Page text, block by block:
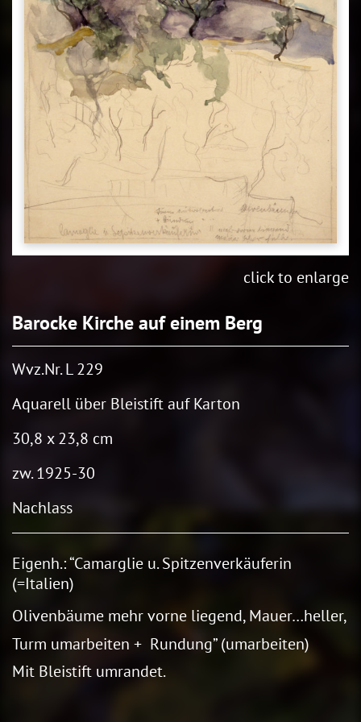
click to enlarge
Barocke Kirche auf einem Berg
Wvz.Nr. L 229
Aquarell über Bleistift auf Karton
30,8 x 23,8 cm
zw. 1925-30
Nachlass
Eigenh.: “Camarglie u. Spitzenverkäuferin
(=Italien)
Olivenbäume mehr vorne liegend, Mauer…heller,
Turm umarbeiten + Rundung” (umarbeiten)
Mit Bleistift umrandet.